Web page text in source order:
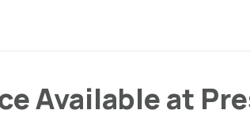
Available at